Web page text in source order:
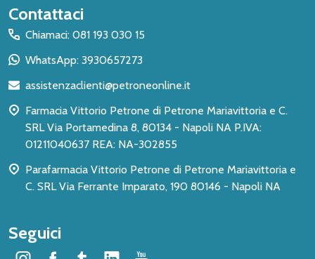
Inizio
del
piè
pagina
Contattaci
Chiamaci: 081 193 030 15
WhatsApp: 3930657273
assistenzaclienti@petroneonline.it
Farmacia Vittorio Petrone di Petrone Mariavittoria e C.
SRL Via Portamedina 8, 80134 - Napoli NA P.IVA:
01211040637 REA: NA-302855
Parafarmacia Vittorio Petrone di Petrone Mariavittoria e
C. SRL Via Ferrante Imparato, 190 80146 - Napoli NA
Seguici